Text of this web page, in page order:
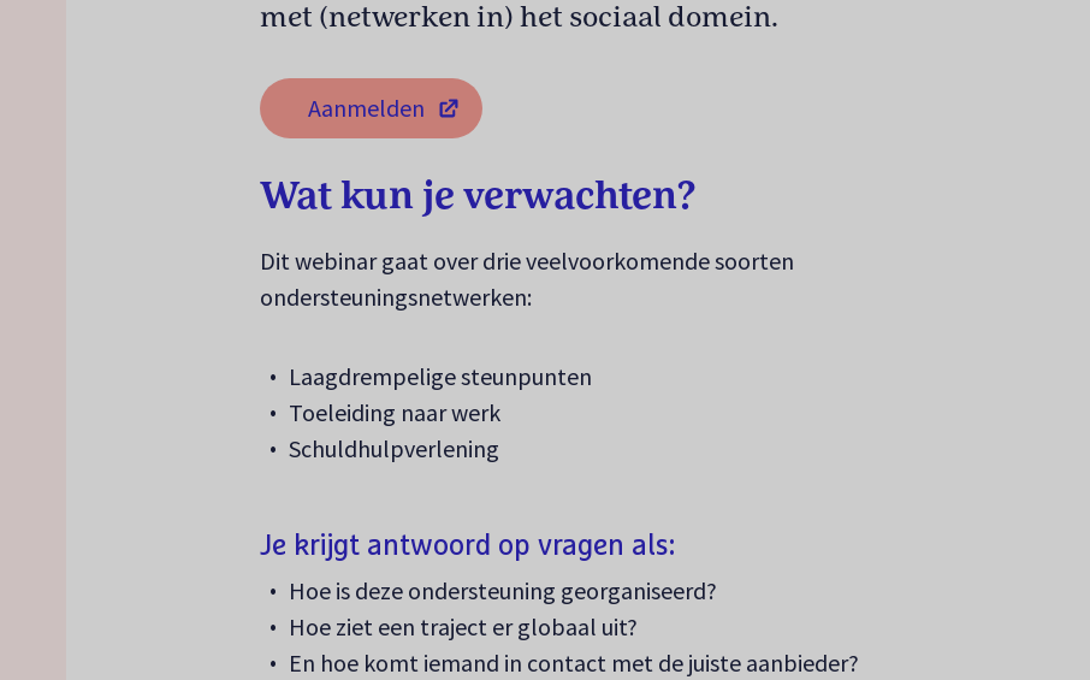
met (netwerken in) het sociaal domein.
Aanmelden
(opent in een nieuw tabblad)
Wat kun je verwachten?
Dit webinar gaat over drie veelvoorkomende soorten
ondersteuningsnetwerken:
Laagdrempelige steunpunten
Toeleiding naar werk
Schuldhulpverlening
Je krijgt antwoord op vragen als:
Hoe is deze ondersteuning georganiseerd?
Hoe ziet een traject er globaal uit?
En hoe komt iemand in contact met de juiste aanbieder?